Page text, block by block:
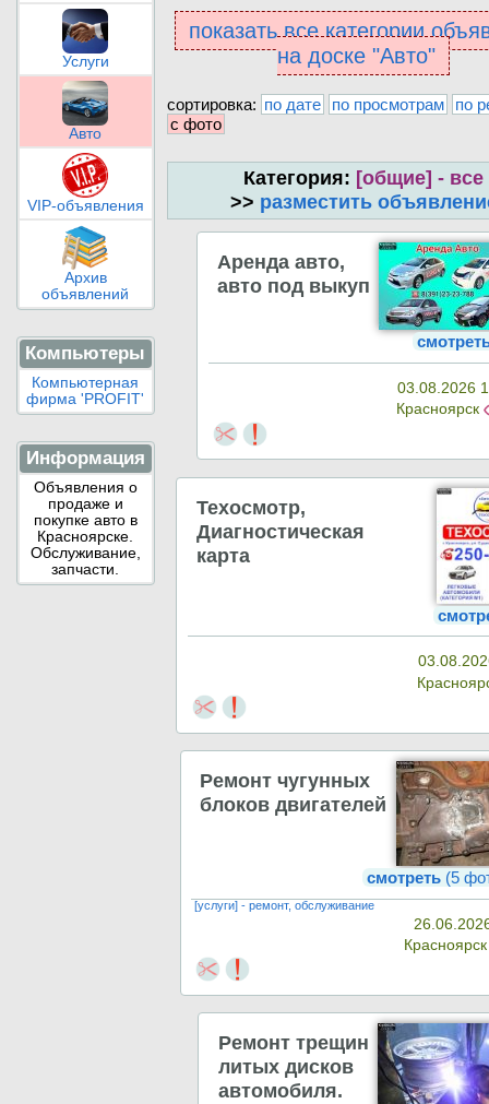
Услуги
Авто
VIP-объявления
Архив
объявлений
Компьютеры
Компьютерная
фирма 'PROFIT'
Информация
Объявления о
продаже и
покупке авто в
Красноярске.
Обслуживание,
запчасти.
показать все категории
на доске "Авто"
сортировка: по дате по просмотрам
по
с фото
Категория: [общие] - все
>> разместить
Аренда авто,
авто под выкуп
03.08.2026
Красноярск
Техосмотр,
Диагностическая
карта
Ремонт чугунных
блоков двигателей
смотреть (5
[услуги] - ремонт, обслуживание
Ремонт трещин
литых дисков
автомобиля.